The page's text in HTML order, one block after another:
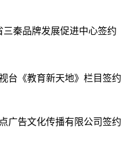
秦品牌发展促进中心签约
台《教育新天地》栏目签约
广告文化传播有限公司签约